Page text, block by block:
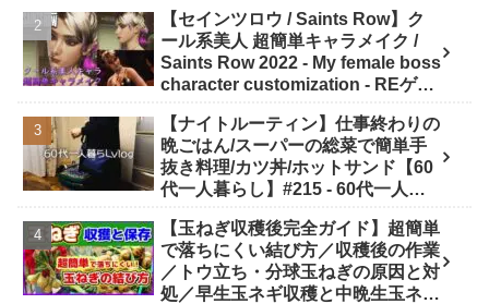
【セインツロウ / Saints Row】ク
ール系美人 超簡単キャラメイク /
Saints Row 2022 - My female boss
character customization - REゲー
【ナイトルーティン】仕事終わりの
晩ごはん/スーパーの総菜で簡単手
抜き料理/カツ丼/ホットサンド【60
代一人暮らし】#215 - 60代一人暮
【玉ねぎ収穫後完全ガイド】超簡単
で落ちにくい結び方／収穫後の作業
／トウ立ち・分球玉ねぎの原因と対
処／早生玉ネギ収穫と中晩生玉ネギ